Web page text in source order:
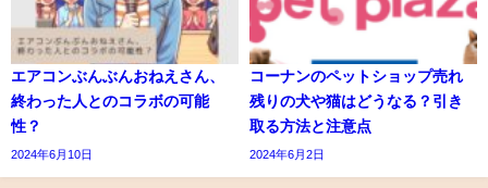
エアコンぶんぶんおねえさん、
終わった人とのコラボの可能
性？
2024年6月10日
コーナンのペットショップ売れ
残りの犬や猫はどうなる？引き
取る方法と注意点
2024年6月2日